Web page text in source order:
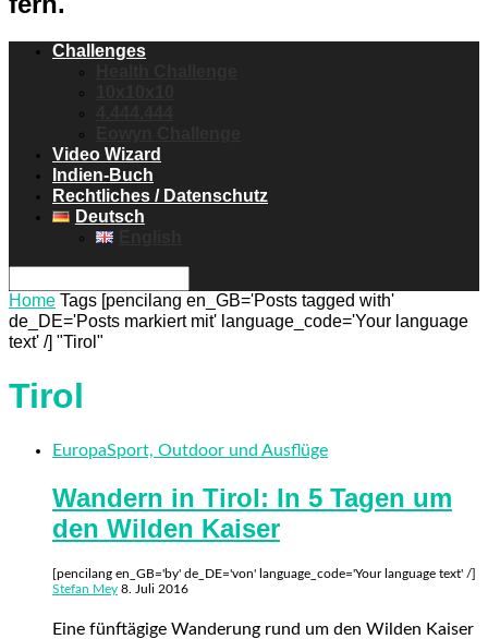
Challenges
Video Wizard
Indien-Buch
Rechtliches / Datenschutz
Deutsch
Home Tags [pencilang en_GB='Posts tagged with'
de_DE='Posts markiert mit' language_code='Your language
text' /] "Tirol"
Tirol
EuropaSport, Outdoor und Ausflüge
Wandern in Tirol: In 5 Tagen um
den Wilden Kaiser
[pencilang en_GB='by' de_DE='von' language_code='Your language text' /]
Stefan Mey 8. Juli 2016
Eine fünftägige Wanderung rund um den Wilden Kaiser